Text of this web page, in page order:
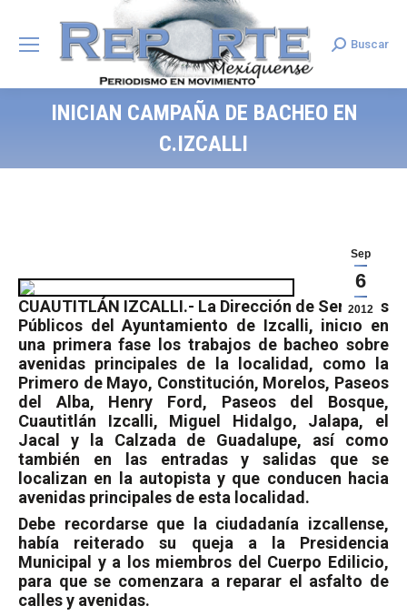
Search:
Buscar
INICIAN CAMPAÑA DE BACHEO EN
C.IZCALLI
Sep
6
2012
CUAUTITLÁN IZCALLI.- La Dirección de Servicios
Públicos del Ayuntamiento de Izcalli, inició en
una primera fase los trabajos de bacheo sobre
avenidas principales de la localidad, como la
Primero de Mayo, Constitución, Morelos, Paseos
del Alba, Henry Ford, Paseos del Bosque,
Cuautitlán Izcalli, Miguel Hidalgo, Jalapa, el
Jacal y la Calzada de Guadalupe, así como
también en las entradas y salidas que se
localizan en la autopista y que conducen hacia
avenidas principales de esta localidad.
Debe recordarse que la ciudadanía izcallense,
había reiterado su queja a la Presidencia
Municipal y a los miembros del Cuerpo Edilicio,
para que se comenzara a reparar el asfalto de
calles y avenidas.